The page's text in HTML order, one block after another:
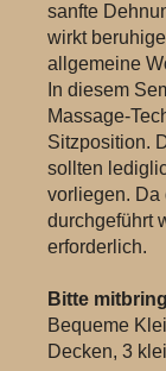
sanfte
wirkt
allgemeine
In diesem
Massage-
Sitzposition.
sollten
vorliegen. Da
durchgeführt
erforderlich.
Bitte
Bequeme
Decken, 3